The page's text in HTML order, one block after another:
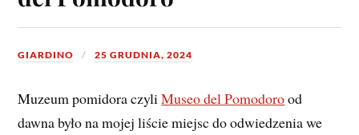
GIARDINO 25 GRUDNIA, 2024
Muzeum pomidora czyliMuseo del Pomodorood
dawna było na mojej liście miejsc do odwiedzenia we